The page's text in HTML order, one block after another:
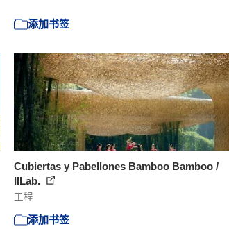
添加书签
Cubiertas y Pabellones Bamboo Bamboo /
IILab.
工程
添加书签